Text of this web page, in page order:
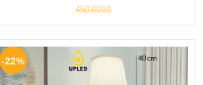
phòng ngủ hình khối chữ nhật Hiện Đại
450.000đ
-22%